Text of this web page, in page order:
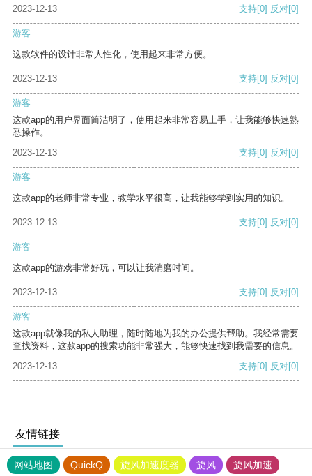
2023-12-13 支持[0] 反对[0]
游客
这款软件的设计非常人性化，使用起来非常方便。
2023-12-13 支持[0] 反对[0]
游客
这款app的用户界面简洁明了，使用起来非常容易上手，让我能够快速熟
悉操作。
2023-12-13
支持[0] 反对[0]
游客
这款app的老师非常专业，教学水平很高，让我能够学到实用的知识。
2023-12-13 支持[0] 反对[0]
游客
这款app的游戏非常好玩，可以让我消磨时间。
2023-12-13 支持[0] 反对[0]
游客
这款app就像我的私人助理，随时随地为我的办公提供帮助。我经常需要
查找资料，这款app的搜索功能非常强大，能够快速找到我需要的信息。
2023-12-13
支持[0] 反对[0]
友情链接
网站地图 QuickQ 旋风加速度器 旋风 旋风加速